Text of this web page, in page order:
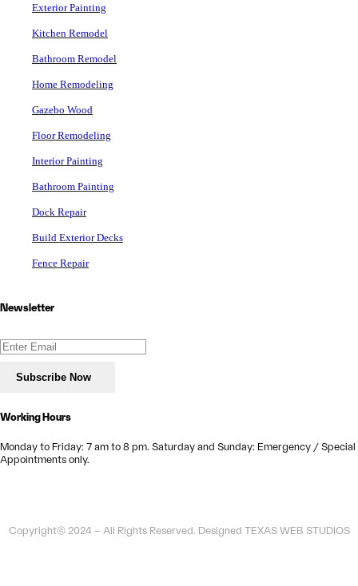
Exterior Painting
Kitchen Remodel
Bathroom Remodel
Home Remodeling
Gazebo Wood
Floor Remodeling
Interior Painting
Bathroom Painting
Dock Repair
Build Exterior Decks
Fence Repair
Newsletter
Working Hours
Monday to Friday: 7 am to 8 pm. Saturday and Sunday: Emergency / Special
Appointments only.
Copyright© 2024 – All Rights Reserved. Designed TEXAS WEB STUDIOS